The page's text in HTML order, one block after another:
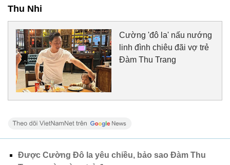
Thu Nhi
Cường 'đô la' nấu nướng
linh đình chiêu đãi vợ trẻ
Đàm Thu Trang
Được Cường Đô la yêu chiều, bảo sao Đàm Thu